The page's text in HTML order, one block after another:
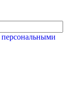
персональными